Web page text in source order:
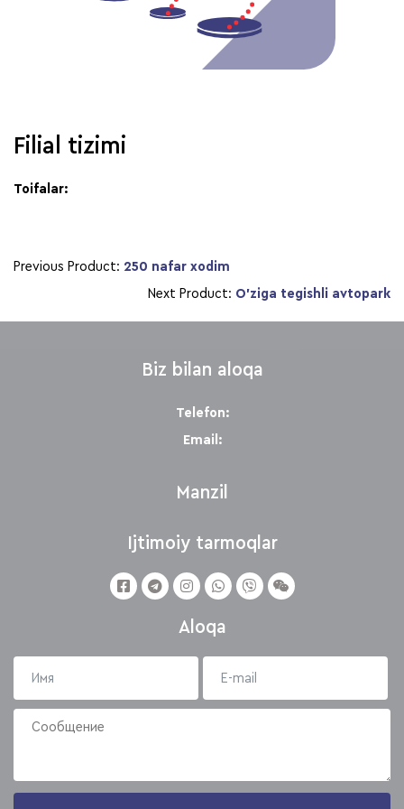
Filial tizimi
Toifalar:
Previous Product: 250 nafar xodim
Next Product: O’ziga tegishli avtopark
Biz bilan aloqa
Telefon:
Email:
Manzil
Ijtimoiy tarmoqlar
Aloqa